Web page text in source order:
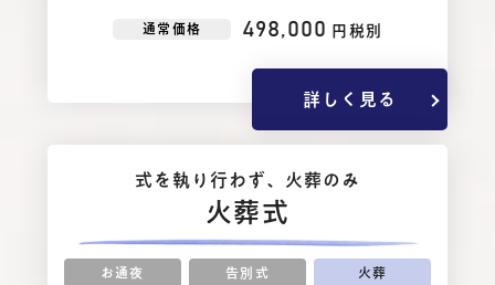
通常価格 498,000 円税別
詳しく見る
式を執り⾏わず、⽕葬のみ
火葬式
お通夜 告別式 火葬